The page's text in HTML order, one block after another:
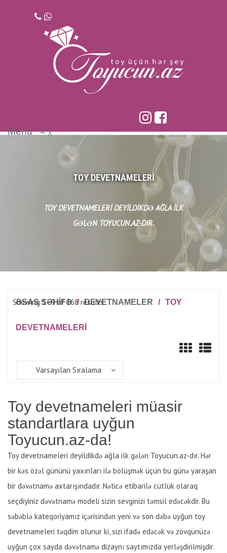
Menu≡ ╳
TOY DEVETNAMELERI
TOY DEVETNAMELERI DEYILDIKDƏ AĞLA ILK
GƏLƏN TOYUCUN.AZ-DIR.
ƏSAS SƏHİFƏ / DEVETNAMELER / TOY
DEVETNAMELERI
Showing 1–9 of 168 results
Varsayılan Sıralama
Toy devetnameleri müasir
standartlara uyğun
Toyucun.az-da!
Toy devetnameleri deyildikdə ağla ilk gələn Toyucun.az-dır. Hər
bir kəs özəl gününü yaxınları ilə bölüşmək üçün bu günə yaraşan
bir dəvətnamə axtarışındadır. Nəticə etibarilə cütlük olaraq
seçdiyiniz dəvətnamə modeli sizin sevginizi təmsil edəcəkdir. Bu
səbəblə kateqoriyamız içərisindən yeni və son dəbə uyğun toy
devetnameleri təqdim olunur ki, sizi ifadə edəcək və zövqünüzə
uyğun çox sayda dəvətnamə dizaynı saytımızda yerləşdirilmişdir.